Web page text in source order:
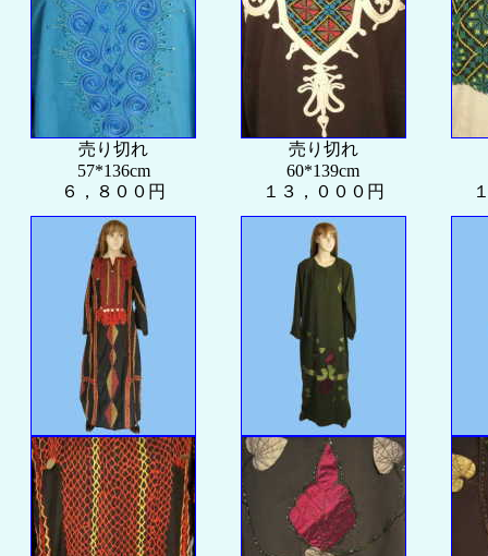
売り切れ
57*136cm
６，８００円
売り切れ
60*139cm
１３，０００円